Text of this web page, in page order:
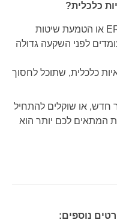
כלכלית?
אם אתם עומדים לפני הטמעת ERP או הטמעת שיטות
לפני השקעה גדולה
כלכלית, שתוכל לחסוך
חדש, או שוקלים להתחיל
המתאים לכם יותר הוא
נוספים: